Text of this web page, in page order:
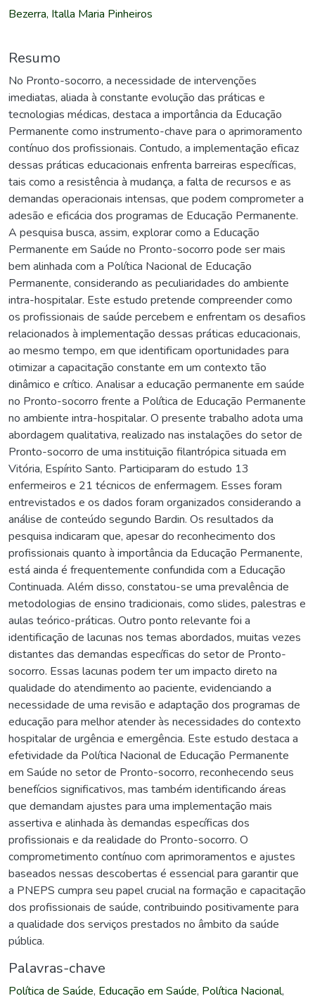
Bezerra, Italla Maria Pinheiros
Resumo
No Pronto-socorro, a necessidade de intervenções
imediatas, aliada à constante evolução das práticas e
tecnologias médicas, destaca a importância da Educação
Permanente como instrumento-chave para o aprimoramento
contínuo dos profissionais. Contudo, a implementação eficaz
dessas práticas educacionais enfrenta barreiras específicas,
tais como a resistência à mudança, a falta de recursos e as
demandas operacionais intensas, que podem comprometer a
adesão e eficácia dos programas de Educação Permanente.
A pesquisa busca, assim, explorar como a Educação
Permanente em Saúde no Pronto-socorro pode ser mais
bem alinhada com a Política Nacional de Educação
Permanente, considerando as peculiaridades do ambiente
intra-hospitalar. Este estudo pretende compreender como
os profissionais de saúde percebem e enfrentam os desafios
relacionados à implementação dessas práticas educacionais,
ao mesmo tempo, em que identificam oportunidades para
otimizar a capacitação constante em um contexto tão
dinâmico e crítico. Analisar a educação permanente em saúde
no Pronto-socorro frente a Política de Educação Permanente
no ambiente intra-hospitalar. O presente trabalho adota uma
abordagem qualitativa, realizado nas instalações do setor de
Pronto-socorro de uma instituição filantrópica situada em
Vitória, Espírito Santo. Participaram do estudo 13
enfermeiros e 21 técnicos de enfermagem. Esses foram
entrevistados e os dados foram organizados considerando a
análise de conteúdo segundo Bardin. Os resultados da
pesquisa indicaram que, apesar do reconhecimento dos
profissionais quanto à importância da Educação Permanente,
está ainda é frequentemente confundida com a Educação
Continuada. Além disso, constatou-se uma prevalência de
metodologias de ensino tradicionais, como slides, palestras e
aulas teórico-práticas. Outro ponto relevante foi a
identificação de lacunas nos temas abordados, muitas vezes
distantes das demandas específicas do setor de Pronto-
socorro. Essas lacunas podem ter um impacto direto na
qualidade do atendimento ao paciente, evidenciando a
necessidade de uma revisão e adaptação dos programas de
educação para melhor atender às necessidades do contexto
hospitalar de urgência e emergência. Este estudo destaca a
efetividade da Política Nacional de Educação Permanente
em Saúde no setor de Pronto-socorro, reconhecendo seus
benefícios significativos, mas também identificando áreas
que demandam ajustes para uma implementação mais
assertiva e alinhada às demandas específicas dos
profissionais e da realidade do Pronto-socorro. O
comprometimento contínuo com aprimoramentos e ajustes
baseados nessas descobertas é essencial para garantir que
a PNEPS cumpra seu papel crucial na formação e capacitação
dos profissionais de saúde, contribuindo positivamente para
a qualidade dos serviços prestados no âmbito da saúde
pública.
Palavras-chave
Política de Saúde, Educação em Saúde, Política Nacional,